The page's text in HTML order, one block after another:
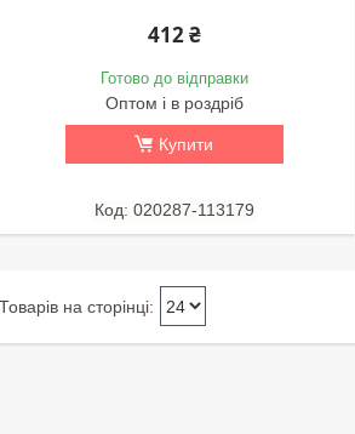
412 ₴
Готово до відправки
Оптом і в роздріб
Купити
020287-113179